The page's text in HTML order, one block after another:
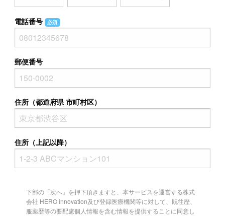
電話番号 必須
郵便番号
住所（都道府県 市町村区）
住所（上記以降）
下部の「次へ」を押下頂きますと、本サービスを運営する株式
会社 HERO innovation及び登録医療機関等に対して、既往歴、
服薬歴等の要配慮個人情報を含む情報を提供することに同意し